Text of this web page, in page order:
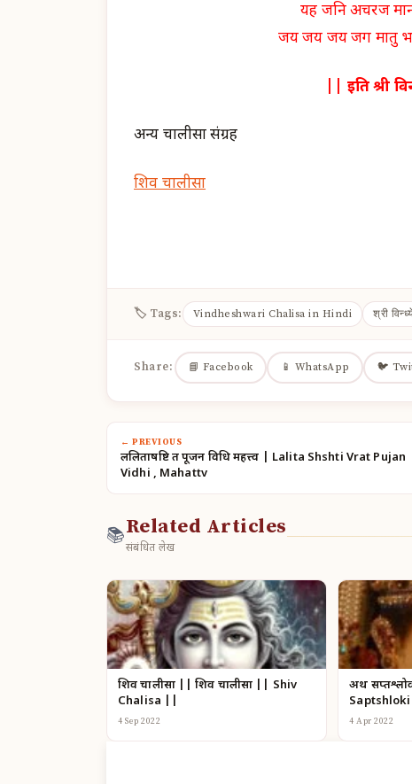
यह जनि अचरज
जय जय जय जग मातु
|| इति श्री
अन्य चालीसा संग्रह
शिव चालीसा
🏷 Tags: Vindheshwari Chalisa in Hindi श्री
Share: 📘 Facebook 📱 WhatsApp 🐦
← PREVIOUS
ललिताषष्टि व्रत पूजन विधि महत्त्व | Lalita Shshti Vrat Pujan
Vidhi , Mahattv
📚Related Articles
संबंधित लेख
शिव चालीसा || शिव चालीसा || Shiv
Chalisa ||
4 Sep 2022
अथ
4 Apr 2022